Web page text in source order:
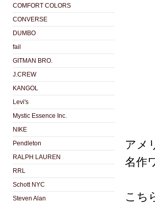
COMFORT COLORS
CONVERSE
DUMBO
fail
GITMAN BRO.
J.CREW
KANGOL
Levi's
Mystic Essence Inc.
NIKE
Pendleton
RALPH LAUREN
RRL
Schott NYC
Steven Alan
アメ
名作
こち